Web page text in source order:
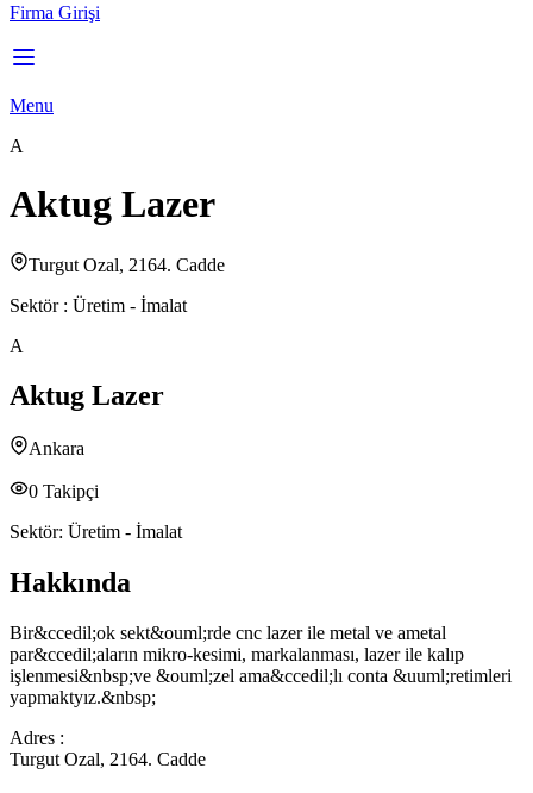
Firma Girişi
Menu
A
Aktug Lazer
Turgut Ozal, 2164. Cadde
Sektör : Üretim - İmalat
A
Aktug Lazer
Ankara
0 Takipçi
Sektör: Üretim - İmalat
Hakkında
Bir&ccedil;ok sekt&ouml;rde cnc lazer ile metal ve ametal
par&ccedil;aların mikro-kesimi, markalanması, lazer ile kalıp
işlenmesi&nbsp;ve &ouml;zel ama&ccedil;lı conta &uuml;retimleri
yapmaktyız.&nbsp;
Adres :
Turgut Ozal, 2164. Cadde